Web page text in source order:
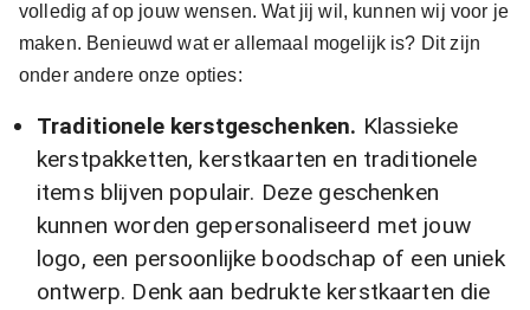
volledig af op jouw wensen. Wat jij wil, kunnen wij voor je
maken. Benieuwd wat er allemaal mogelijk is? Dit zijn
onder andere onze opties:
Traditionele kerstgeschenken. Klassieke
kerstpakketten, kerstkaarten en traditionele
items blijven populair. Deze geschenken
kunnen worden gepersonaliseerd met jouw
logo, een persoonlijke boodschap of een uniek
ontwerp. Denk aan bedrukte kerstkaarten die